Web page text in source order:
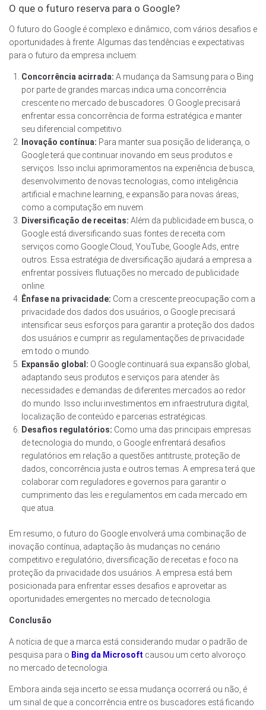
O que o futuro reserva para o Google?
O futuro do Google é complexo e dinâmico, com vários desafios e
oportunidades à frente. Algumas das tendências e expectativas
para o futuro da empresa incluem:
Concorrência acirrada: A mudança da Samsung para o Bing
por parte de grandes marcas indica uma concorrência
crescente no mercado de buscadores. O Google precisará
enfrentar essa concorrência de forma estratégica e manter
seu diferencial competitivo.
Inovação contínua: Para manter sua posição de liderança, o
Google terá que continuar inovando em seus produtos e
serviços. Isso inclui aprimoramentos na experiência de busca,
desenvolvimento de novas tecnologias, como inteligência
artificial e machine learning, e expansão para novas áreas,
como a computação em nuvem.
Diversificação de receitas: Além da publicidade em busca, o
Google está diversificando suas fontes de receita com
serviços como Google Cloud, YouTube, Google Ads, entre
outros. Essa estratégia de diversificação ajudará a empresa a
enfrentar possíveis flutuações no mercado de publicidade
online.
Ênfase na privacidade: Com a crescente preocupação com a
privacidade dos dados dos usuários, o Google precisará
intensificar seus esforços para garantir a proteção dos dados
dos usuários e cumprir as regulamentações de privacidade
em todo o mundo.
Expansão global: O Google continuará sua expansão global,
adaptando seus produtos e serviços para atender às
necessidades e demandas de diferentes mercados ao redor
do mundo. Isso inclui investimentos em infraestrutura digital,
localização de conteúdo e parcerias estratégicas.
Desafios regulatórios: Como uma das principais empresas
de tecnologia do mundo, o Google enfrentará desafios
regulatórios em relação a questões antitruste, proteção de
dados, concorrência justa e outros temas. A empresa terá que
colaborar com reguladores e governos para garantir o
cumprimento das leis e regulamentos em cada mercado em
que atua.
Em resumo, o futuro do Google envolverá uma combinação de
inovação contínua, adaptação às mudanças no cenário
competitivo e regulatório, diversificação de receitas e foco na
proteção da privacidade dos usuários. A empresa está bem
posicionada para enfrentar esses desafios e aproveitar as
oportunidades emergentes no mercado de tecnologia.
Conclusão
A notícia de que a marca está considerando mudar o padrão de
pesquisa para o Bing da Microsoft causou um certo alvoroço
no mercado de tecnologia.
Embora ainda seja incerto se essa mudança ocorrerá ou não, é
um sinal de que a concorrência entre os buscadores está ficando